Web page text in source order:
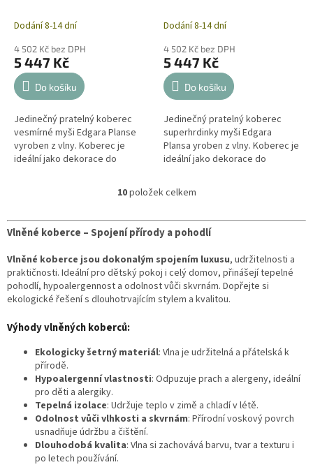
Dodání 8-14 dní
4 502 Kč bez DPH
5 447 Kč
Do košíku
Jedinečný pratelný koberec
vesmírné myši Edgara Planse
vyroben z vlny. Koberec je
ideální jako dekorace do
koberec do domácnosti. Každý
Dodání 8-14 dní
4 502 Kč bez DPH
5 447 Kč
Do košíku
Jedinečný pratelný koberec
superhrdinky myši Edgara
Plansa yroben z vlny. Koberec je
ideální jako dekorace do
koberec do domácnosti.
Zkombinujte jej s...
O
l
á
a
c
í
p
k
y
ý
p
i
s
u
10položek celkem
Vlněné koberce – Spojení přírody a pohodlí
Vlněné koberce jsou dokonalým spojením luxusu, udržitelnosti a
praktičnosti. Ideální pro dětský pokoj i celý domov, přinášejí tepelné
pohodlí, hypoalergennost a odolnost vůči skvrnám. Dopřejte si
ekologické řešení s dlouhotrvajícím stylem a kvalitou.
Výhody vlněných koberců:
Ekologicky šetrný materiál: Vlna je udržitelná a přátelská k
přírodě.
Hypoalergenní vlastnosti: Odpuzuje prach a alergeny, ideální
pro děti a alergiky.
Tepelná izolace: Udržuje teplo v zimě a chladí v létě.
Odolnost vůči vlhkosti a skvrnám: Přírodní voskový povrch
usnadňuje údržbu a čištění.
Dlouhodobá kvalita: Vlna si zachovává barvu, tvar a texturu i
po letech používání.